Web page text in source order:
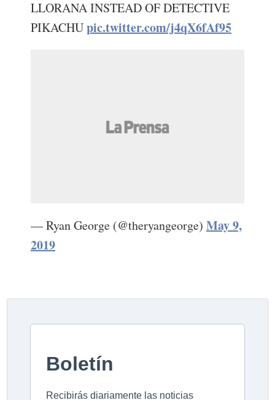
LLORANA INSTEAD OF DETECTIVE
PIKACHUpic.twitter.com/j4qX6fAf95
— Ryan George (@theryangeorge) May 9,
2019